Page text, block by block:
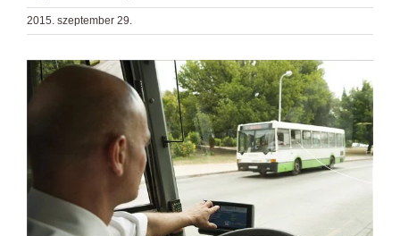
2015. szeptember 29.
View
Larger
Image